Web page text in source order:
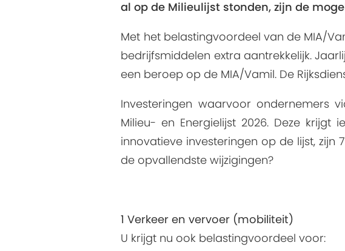
al op de Milieulijst stonden, zijn de
Met het belastingvoordeel van de MIA/
bedrijfsmiddelen extra aantrekkelijk.
een beroep op de MIA/Vamil. De
Investeringen waarvoor ondernemers
Milieu- en Energielijst 2026. Deze
innovatieve investeringen op de lijst, zijn
de opvallendste wijzigingen?
1 Verkeer en vervoer (mobiliteit)
U krijgt nu ook belastingvoordeel voor: